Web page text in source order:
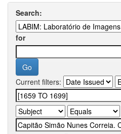
Search:
for
Current filters: